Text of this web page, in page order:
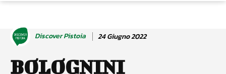
Discover Pistoia 24 Giugno 2022
BOLOGNINI